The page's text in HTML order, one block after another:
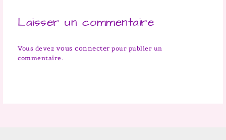
Laisser un commentaire
Vous devez vous connecter pour publier un
commentaire.